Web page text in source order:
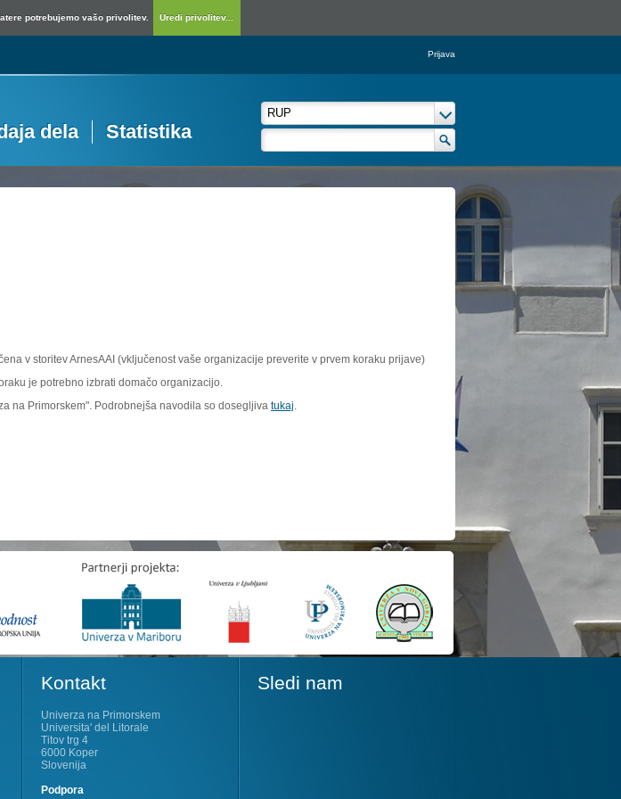
potrebujemo vašo privolitev. Uredi privolitev...
Prijava
dela Statistika
v storitev ArnesAAI (vključenost vaše organizacije preverite v prvem koraku prijave)
je potrebno izbrati domačo organizacijo.
na Primorskem". Podrobnejša navodila so dosegljiva tukaj
Kontakt
Univerza na Primorskem
Universita' del Litorale
Titov trg 4
6000 Koper
Slovenija
Podpora
Sledi nam